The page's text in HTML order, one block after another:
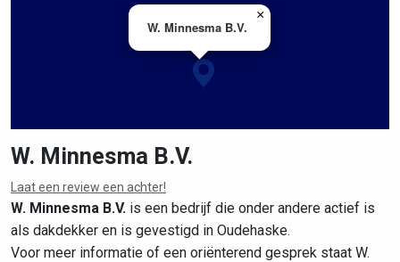
W. Minnesma B.V.
×
Leaflet| ©OpenStreetMap contributors
W. Minnesma B.V.
Laat een review een achter!
W. Minnesma B.V. is een bedrijf die onder andere actief is
als dakdekker en is gevestigd in Oudehaske.
Voor meer informatie of een oriënterend gesprek staat W.